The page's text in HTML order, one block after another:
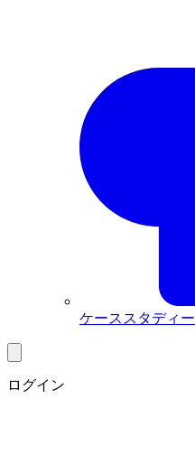
ケーススタディー
ログイン